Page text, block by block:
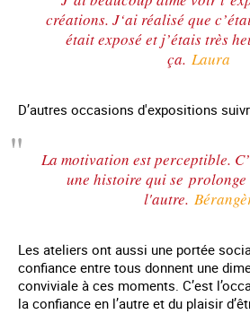
créations. J‘ai réalisé que
était exposé et j’étais très
ça. Laura
D’autres occasions d'expositions
La motivation est perceptible.
une histoire qui se
l'autre.
Les ateliers ont aussi une portée
confiance entre tous donnent une
conviviale à ces moments. C’est
la confiance en l’autre et du plaisir